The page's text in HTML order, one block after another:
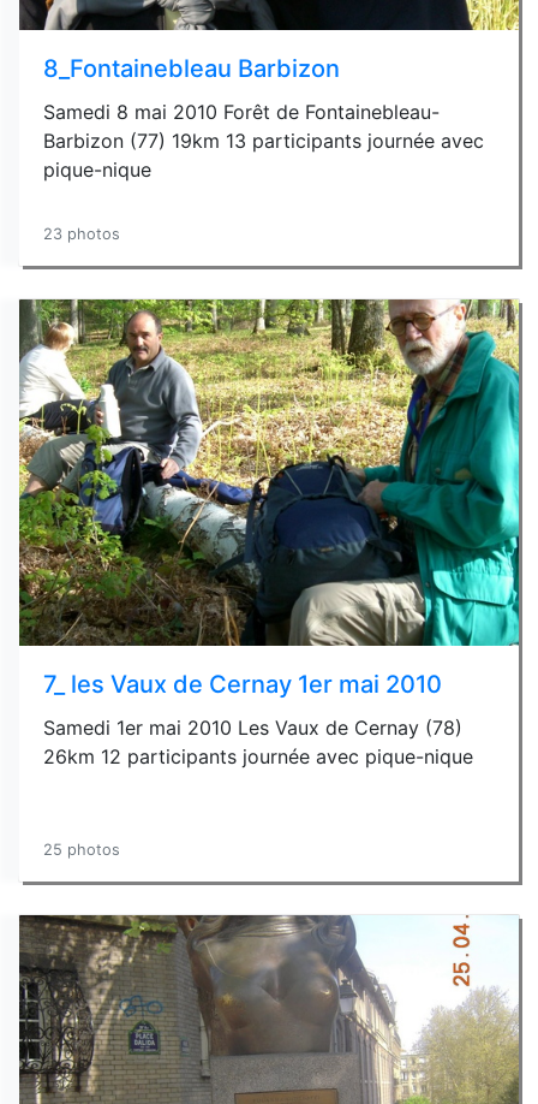
8_Fontainebleau Barbizon
Samedi 8 mai 2010 Forêt de Fontainebleau-
Barbizon (77) 19km 13 participants journée avec
pique-nique
23 photos
7_ les Vaux de Cernay 1er mai 2010
Samedi 1er mai 2010 Les Vaux de Cernay (78)
26km 12 participants journée avec pique-nique
25 photos